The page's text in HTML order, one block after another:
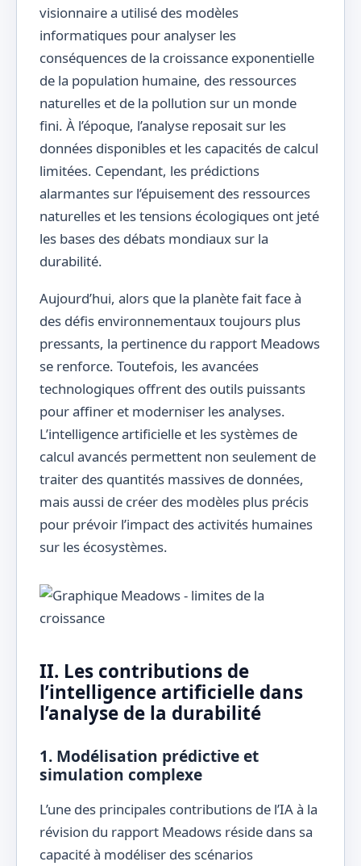
visionnaire a utilisé des modèles
informatiques pour analyser les
conséquences de la croissance exponentielle
de la population humaine, des ressources
naturelles et de la pollution sur un monde
fini. À l’époque, l’analyse reposait sur les
données disponibles et les capacités de calcul
limitées. Cependant, les prédictions
alarmantes sur l’épuisement des ressources
naturelles et les tensions écologiques ont jeté
les bases des débats mondiaux sur la
durabilité.
Aujourd’hui, alors que la planète fait face à
des défis environnementaux toujours plus
pressants, la pertinence du rapport Meadows
se renforce. Toutefois, les avancées
technologiques offrent des outils puissants
pour affiner et moderniser les analyses.
L’intelligence artificielle et les systèmes de
calcul avancés permettent non seulement de
traiter des quantités massives de données,
mais aussi de créer des modèles plus précis
pour prévoir l’impact des activités humaines
sur les écosystèmes.
II. Les contributions de
l’intelligence artificielle dans
l’analyse de la durabilité
1. Modélisation prédictive et
simulation complexe
L’une des principales contributions de l’IA à la
révision du rapport Meadows réside dans sa
capacité à modéliser des scénarios